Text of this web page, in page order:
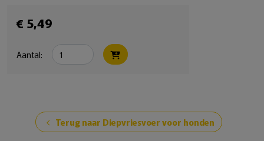
€ 5,49
Aantal:
chevron_left Terug naar Diepvriesvoer voor honden